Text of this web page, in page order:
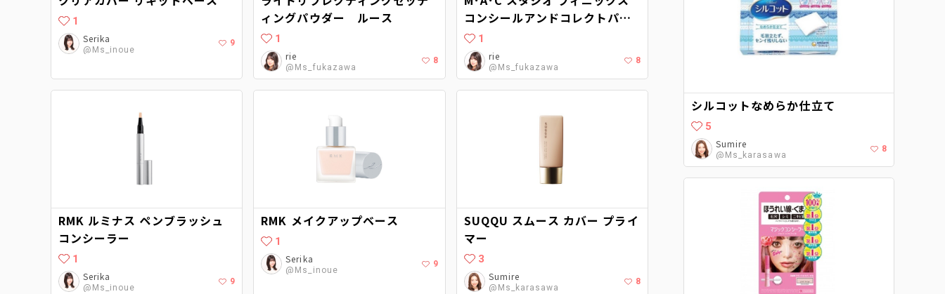
1
Serika
@Ms_inoue
9
ィングパウダー ルース
1
rie
@Ms_fukazawa
8
コンシールアンドコレクトパレ
ット
1
rie
@Ms_fukazawa
8
RMK ルミナス ペンブラッシュ
コンシーラー
1
Serika
@Ms_inoue
9
RMK メイクアップベース
1
Serika
@Ms_inoue
9
SUQQU スムース カバー プライ
マー
3
Sumire
@Ms_karasawa
8
シルコットなめらか仕立て
5
Sumire
@Ms_karasawa
8